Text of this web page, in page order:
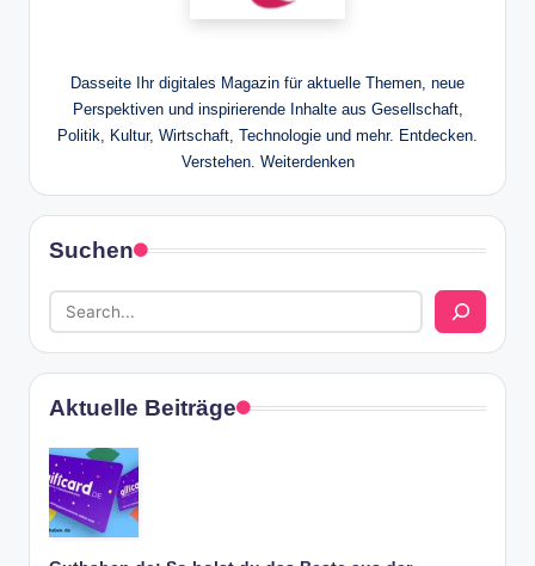
Dasseite Ihr digitales Magazin für aktuelle Themen, neue
Perspektiven und inspirierende Inhalte aus Gesellschaft,
Politik, Kultur, Wirtschaft, Technologie und mehr. Entdecken.
Verstehen. Weiterdenken
Suchen
Aktuelle Beiträge